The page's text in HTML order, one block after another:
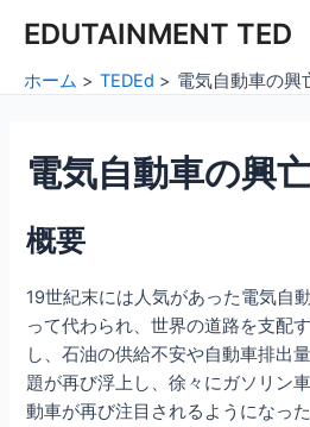
EDUTAINMENT TED
ホーム TEDEd 電気自動車の興
電気自動車の興
概要
19世紀末には人気があった電気自
って代わられ、世界の道路を支配
し、石油の供給不安や自動車排出
題が再び浮上し、徐々にガソリン
動車が再び注目されるようになっ
navigation